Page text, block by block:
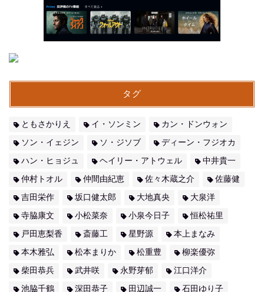
タグ
ともさかりえ イ・ソンミン カン・ドンウォン
ソン・イェジン ソ・ジソブ ディーン・フジオカ
ハン・ヒョジュ ヘイリー・アトウェル 中井貴一
仲村トオル 仲間由紀恵 佐々木蔵之介 佐藤健
吉田栄作 坂口健太郎 大地真央 大泉洋
寺脇康文 小松菜奈 小泉今日子 恒松祐里
戸田恵梨香 斎藤工 星野源 本上まなみ
本木雅弘 松本まりか 松重豊 柳楽優弥
柴田恭兵 武井咲 永野芽郁 江口洋介
池脇千鶴 深田恭子 田辺誠一 石田ゆり子